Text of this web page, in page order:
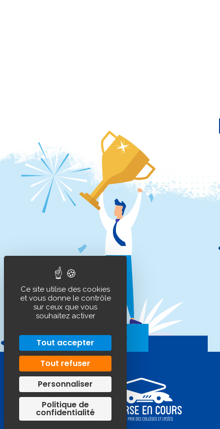
Ce site utilise des cookies
et vous donne le contrôle
sur ceux que vous
souhaitez activer
Tout accepter
Tout refuser
Personnaliser
Politique de
confidentialité